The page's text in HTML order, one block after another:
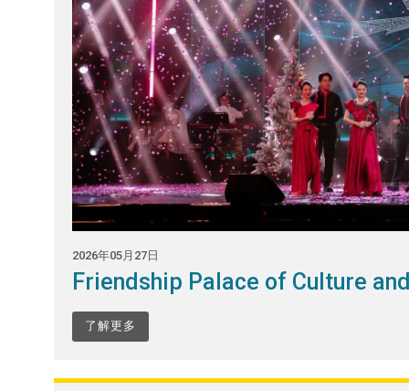
2026年05月27日
Friendship Palace of Culture
了解更多